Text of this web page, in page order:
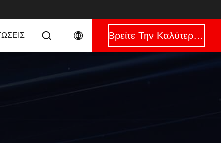
Βρείτε Την Καλύτερη Τιμή